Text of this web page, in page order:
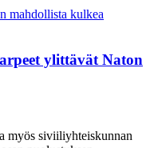
ylittävät Naton
myös siviiliyhteiskunnan